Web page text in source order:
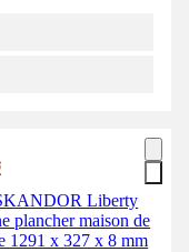
Liberty
plancher maison de
1291 x 327 x 8 mm